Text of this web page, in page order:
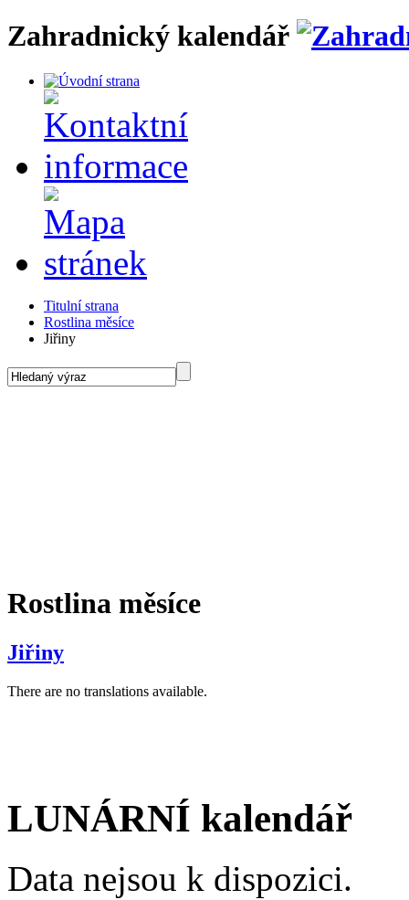
Zahradnický kalendář
Titulní strana
Rostlina měsíce
Jiřiny
Rostlina měsíce
Jiřiny
There are no translations available.
LUNÁRNÍ kalendář
Data nejsou k dispozici.